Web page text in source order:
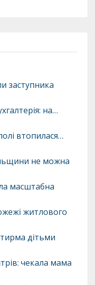
заступника
на…
втопилася…
не можна
масштабна
житлового
дітьми
чекала мама